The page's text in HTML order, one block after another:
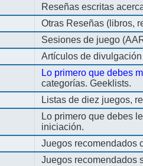
Reseñas escritas
Otras Reseñas (libros,
Sesiones de juego
Artículos de
Lo primero que debes
categorías. Geeklists.
Listas de diez juegos,
Lo primero que debes
iniciación.
Juegos recomendados
Juegos recomendados